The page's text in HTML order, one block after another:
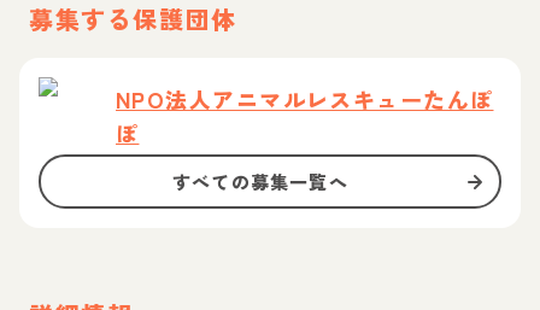
募集する保護団体
NPO法人アニマルレスキューたんぽ
ぽ
すべての募集一覧へ